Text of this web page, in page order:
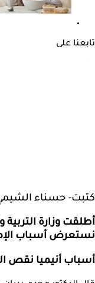
تابعنا على
كتبت- حسناء
أطلقت وزارة
نستعرض أسباب
أسباب أنيميا نقص